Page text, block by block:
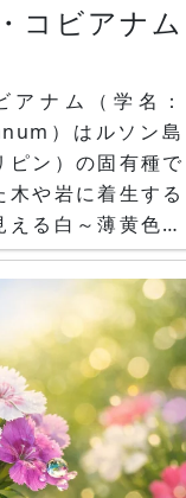
コビアナム
ナム（学名：
）はルソン島
ピン）の固有種で
や岩に着生する
る白～薄黄色の
りがします。花言
Dendrochilum
www.flower-